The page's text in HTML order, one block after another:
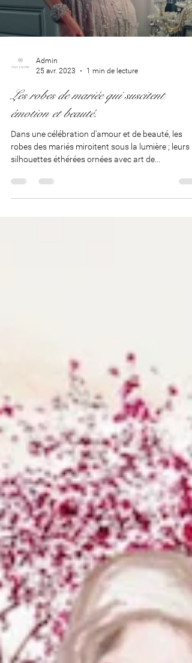
Load video
25 avr. 2023
1 min de lecture
Les robes de mariée qui suscitent
émotion et beauté.
Dans une célébration d'amour et de beauté, les
silhouettes éthérées ornées avec art de...